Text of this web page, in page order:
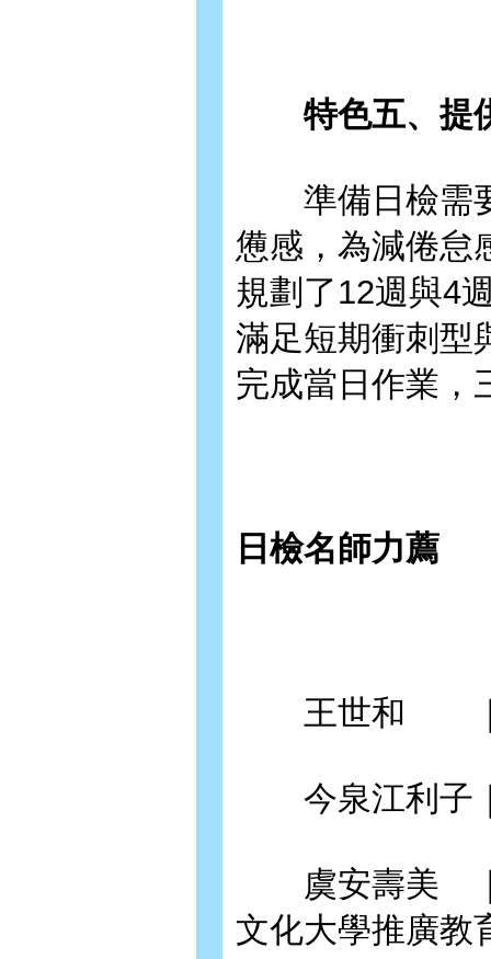
特色五、提供
準備日檢需要
憊感，為減倦怠
規劃了12週與4
滿足短期衝刺型
完成當日作業，
日檢名師力薦
王世和 ｜東
今泉江利子｜
虞安壽美 ｜
文化大學推廣教